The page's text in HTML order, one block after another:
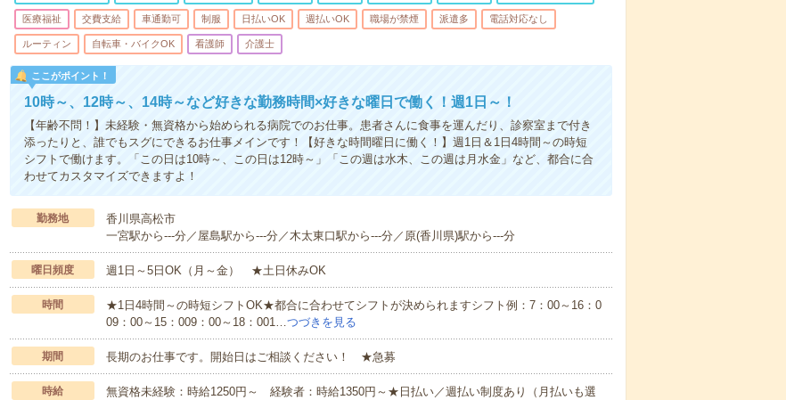
医療福祉 交費支給 車通勤可 制服 日払いOK 週払いOK 職場が禁煙 派遣多 電話対応なし
ルーティン 自転車・バイクOK 看護師 介護士
ここがポイント！
10時～、12時～、14時～など好きな勤務時間×好きな曜日で働く！週1日～！
【年齢不問！】未経験・無資格から始められる病院でのお仕事。患者さんに食事を運んだり、診察室まで付き
添ったりと、誰でもスグにできるお仕事メインです！【好きな時間曜日に働く！】週1日＆1日4時間～の時短
シフトで働けます。「この日は10時～、この日は12時～」「この週は水木、この週は月水金」など、都合に合
わせてカスタマイズできますよ！
勤務地
香川県高松市
一宮駅から---分／屋島駅から---分／木太東口駅から---分／原(香川県)駅から---分
曜日頻度 週1日～5日OK（月～金） ★土日休みOK
時間
★1日4時間～の時短シフトOK★都合に合わせてシフトが決められますシフト例：7：00～16：0
09：00～15：009：00～18：001… つづきを見る
期間 長期のお仕事です。開始日はご相談ください！ ★急募
時給 無資格未経験：時給1250円～ 経験者：時給1350円～★日払い／週払い制度あり（月払いも選